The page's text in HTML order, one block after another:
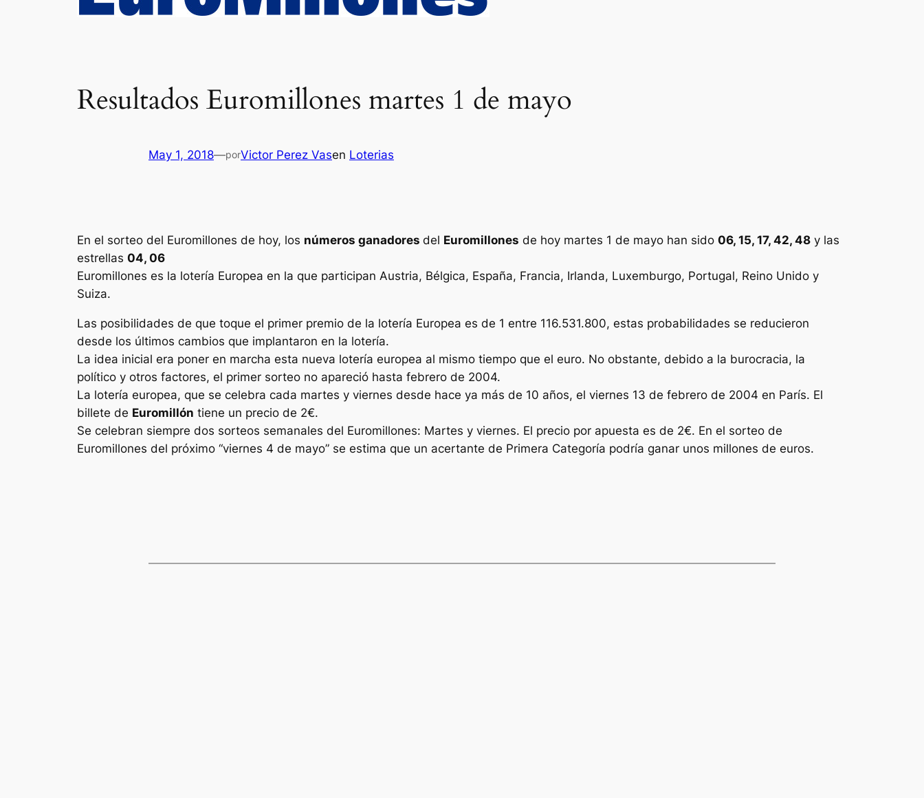
Resultados Euromillones martes 1 de mayo
May 1, 2018—porVictor Perez Vasen Loterias
En el sorteo del Euromillones de hoy, los números ganadores del Euromillones de hoy martes 1 de mayo han sido 06, 15, 17, 42, 48 y las
estrellas 04, 06
Euromillones es la lotería Europea en la que participan Austria, Bélgica, España, Francia, Irlanda, Luxemburgo, Portugal, Reino Unido y
Suiza.
Las posibilidades de que toque el primer premio de la lotería Europea es de 1 entre 116.531.800, estas probabilidades se reducieron
desde los últimos cambios que implantaron en la lotería.
La idea inicial era poner en marcha esta nueva lotería europea al mismo tiempo que el euro. No obstante, debido a la burocracia, la
político y otros factores, el primer sorteo no apareció hasta febrero de 2004.
La lotería europea, que se celebra cada martes y viernes desde hace ya más de 10 años, el viernes 13 de febrero de 2004 en París. El
billete de Euromillón tiene un precio de 2€.
Se celebran siempre dos sorteos semanales del Euromillones: Martes y viernes. El precio por apuesta es de 2€. En el sorteo de
Euromillones del próximo “viernes 4 de mayo” se estima que un acertante de Primera Categoría podría ganar unos millones de euros.